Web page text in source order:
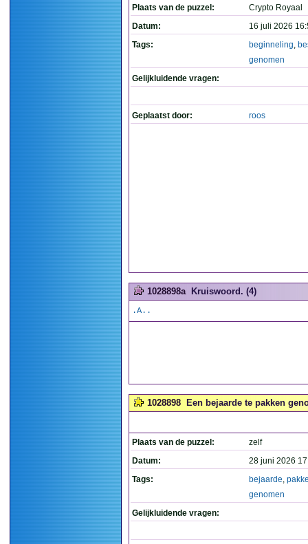
Plaats van de puzzel:
Crypto Royaal
Datum:
16 juli 2026
Tags:
beginneling,
genomen
Gelijkluidende vragen:
Geplaatst door: roos
1028898a Kruiswoord. (4)
.A..
1028898 Een bejaarde te pakken
Plaats van de puzzel:
zelf
Datum:
28 juni 2026
Tags:
bejaarde,
genomen
Gelijkluidende vragen: